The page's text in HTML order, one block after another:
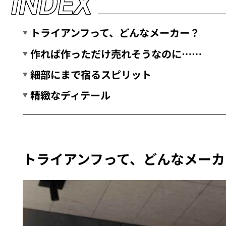
トライアンフって、どんなメーカー？
作れば作っただけ売れそうなのに……
細部にまで宿るスピリット
精緻なディテール
トライアンフって、どんなメー